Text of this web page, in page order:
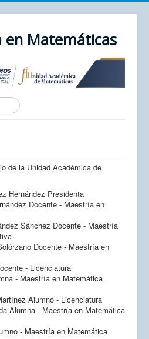
en Matemáticas
de la Unidad Académica de
Hernández Presidenta
Docente - Maestría en
Sánchez Docente - Maestría
Docente - Maestría en
- Licenciatura
- Maestría en Matemática
Alumno - Licenciatura
Alumna - Maestría en Matemática
- Maestría en Matemática